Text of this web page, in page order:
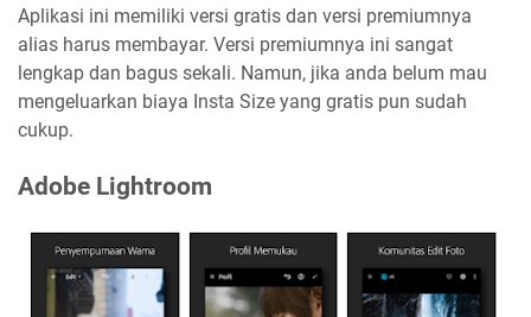
Aplikasi ini memiliki versi gratis dan versi premiumnya
alias harus membayar. Versi premiumnya ini sangat
lengkap dan bagus sekali. Namun, jika anda belum mau
mengeluarkan biaya Insta Size yang gratis pun sudah
cukup.
Adobe Lightroom